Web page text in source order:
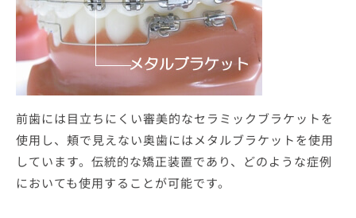
前歯には目立ちにくい審美的なセラミックブラケットを
使用し、頬で見えない奥歯にはメタルブラケットを使用
しています。伝統的な矯正装置であり、どのような症例
においても使用することが可能です。